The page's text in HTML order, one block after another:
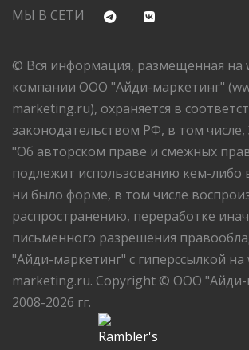
МЫ В СЕТИ
© Вся информация, размещенная на
компании ООО "Айди-маркетинг"
marketing.ru), охраняется в
законодательством РФ, в том
"Об авторском праве и смежных
подлежит использованию кем-либо
ни было форме, в том числе
распространению, переработке
письменного разрешения
"Айди-маркетинг" с гиперссылкой на
marketing.ru. Copyright © ООО "Айди-
2008-2026 гг.